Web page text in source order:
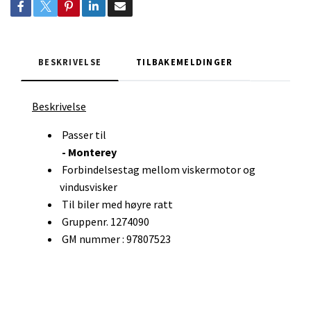
BESKRIVELSE TILBAKEMELDINGER
Beskrivelse
Passer til
- Monterey
Forbindelsestag mellom viskermotor og
vindusvisker
Til biler med høyre ratt
Gruppenr. 1274090
GM nummer : 97807523